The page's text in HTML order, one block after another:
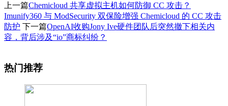
上一篇Chemicloud 共享虚拟主机如何防御 CC 攻击？
Imunify360 与 ModSecurity 双保险增强 Chemicloud 的 CC 攻击
防护 下一篇OpenAI收购Jony Ive硬件团队后突然撤下相关内
容，背后涉及“io”商标纠纷？
热门推荐